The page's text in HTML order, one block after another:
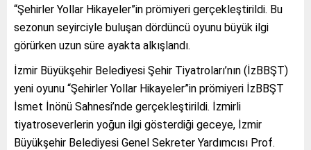
“Şehirler Yollar Hikayeler”in prömiyeri gerçekleştirildi. Bu
sezonun seyirciyle buluşan dördüncü oyunu büyük ilgi
görürken uzun süre ayakta alkışlandı.
İzmir Büyükşehir Belediyesi Şehir Tiyatroları’nın (İzBBŞT)
yeni oyunu “Şehirler Yollar Hikayeler”in prömiyeri İzBBŞT
İsmet İnönü Sahnesi’nde gerçekleştirildi. İzmirli
tiyatroseverlerin yoğun ilgi gösterdiği geceye, İzmir
Büyükşehir Belediyesi Genel Sekreter Yardımcısı Prof.